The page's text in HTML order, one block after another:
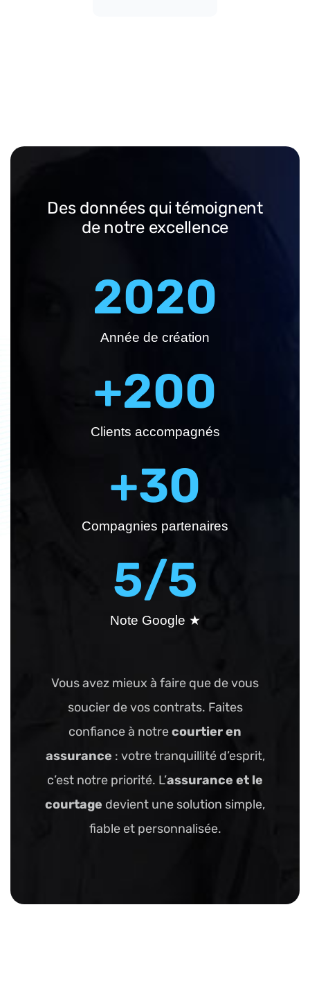
Des données qui témoignent
de notre excellence
Année de création
2020
Clients accompagnés
+200
Compagnies partenaires
+30
Note Google ★
5/5
Vous avez mieux à faire que de vous
soucier de vos contrats. Faites
confiance à notrecourtier en
assurance : votre tranquillité d’esprit,
c’est notre priorité. L’assurance et le
courtage devient une solution simple,
fiable et personnalisée.